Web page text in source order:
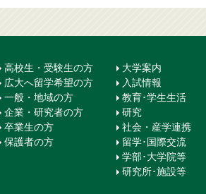
高校生・受験生の方
広大へ留学希望の方
一般・地域の方
企業・研究者の方
卒業生の方
保護者の方
大学案内
入試情報
教育･学生生活
研究
社会・産学連携
留学･国際交流
学部･大学院等
研究所･施設等